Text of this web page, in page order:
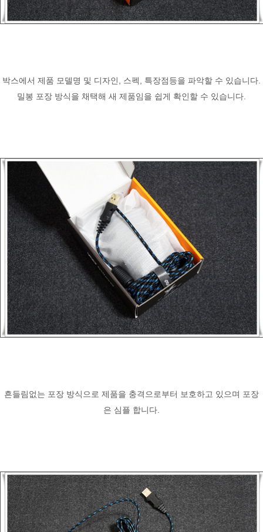
박스에서 제품 모델명 및 디자인, 스펙, 특장점등을 파악할 수 있습니다.
밀봉 포장 방식을 채택해 새 제품임을 쉽게 확인할 수 있습니다.
흔들림없는 포장 방식으로 제품을 충격으로부터 보호하고 있으며 포장
은 심플 합니다.